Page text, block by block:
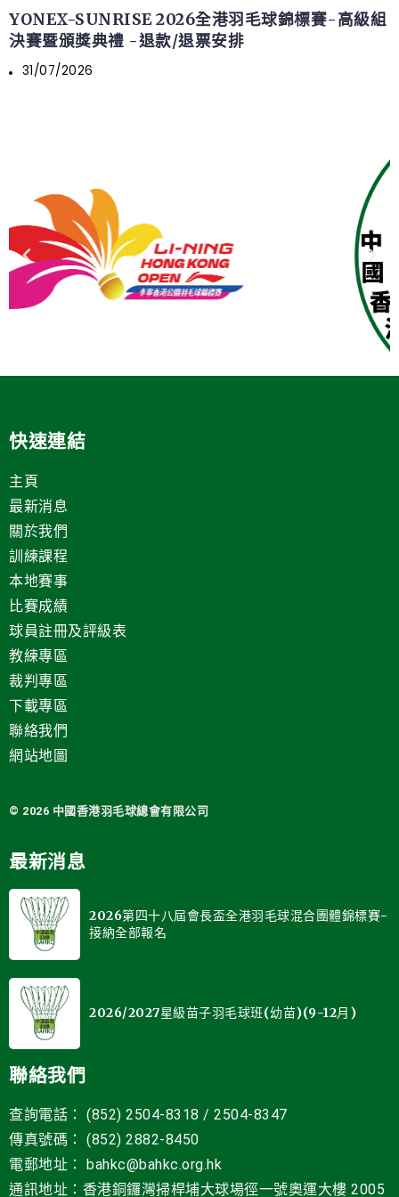
YONEX-SUNRISE 2026全港羽毛球錦標賽-高級組
決賽暨頒獎典禮 -退款/退票安排
31/07/2026
快速連結
主頁
最新消息
關於我們
訓練課程
本地賽事
比賽成績
球員註冊及評級表
教練專區
裁判專區
下載專區
聯絡我們
網站地圖
© 2026 中國 香港羽毛球總會有限公司
最新消息
2026第四十八屆會長盃全港羽毛球混合團體錦標賽-
接納全部報名
2026/2027星級苗子羽毛球班(幼苗)(9-12月)
聯絡我們
查詢電話： (852) 2504-8318 / 2504-8347
傳真號碼： (852) 2882-8450
電郵地址 ： bahkc@bahkc.org.hk
通訊地址：香港銅鑼灣掃桿埔大球場徑一號奧運大樓 2005